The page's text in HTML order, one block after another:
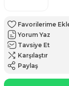
Yorum Yaz
Tavsiye Et
Karşılaştır
Paylaş